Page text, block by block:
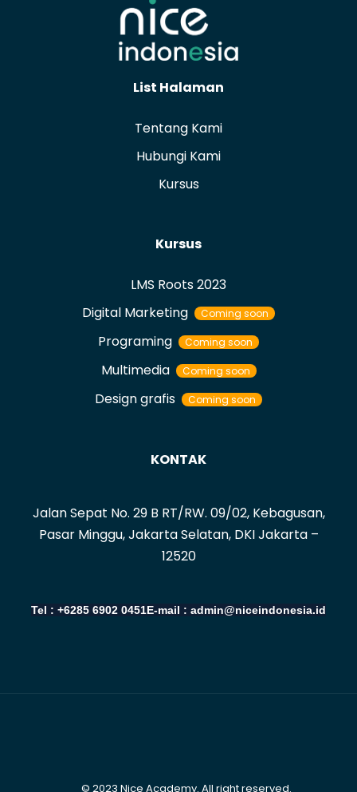
List Halaman
Tentang Kami
Hubungi Kami
Kursus
Kursus
LMS Roots 2023
Digital Marketing
Coming soon
Programing Coming soon
Multimedia Coming soon
Design grafis Coming soon
KONTAK
Jalan Sepat No. 29 B RT/RW. 09/02, Kebagusan,
Pasar Minggu, Jakarta Selatan, DKI Jakarta –
12520
Tel : +6285 6902 0451E-mail : admin@niceindonesia.id
© 2023 Nice Academy. All right reserved.